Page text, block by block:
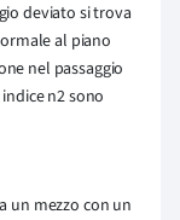
deviato si trova
al piano
nel passaggio
n2 sono
un mezzo con un